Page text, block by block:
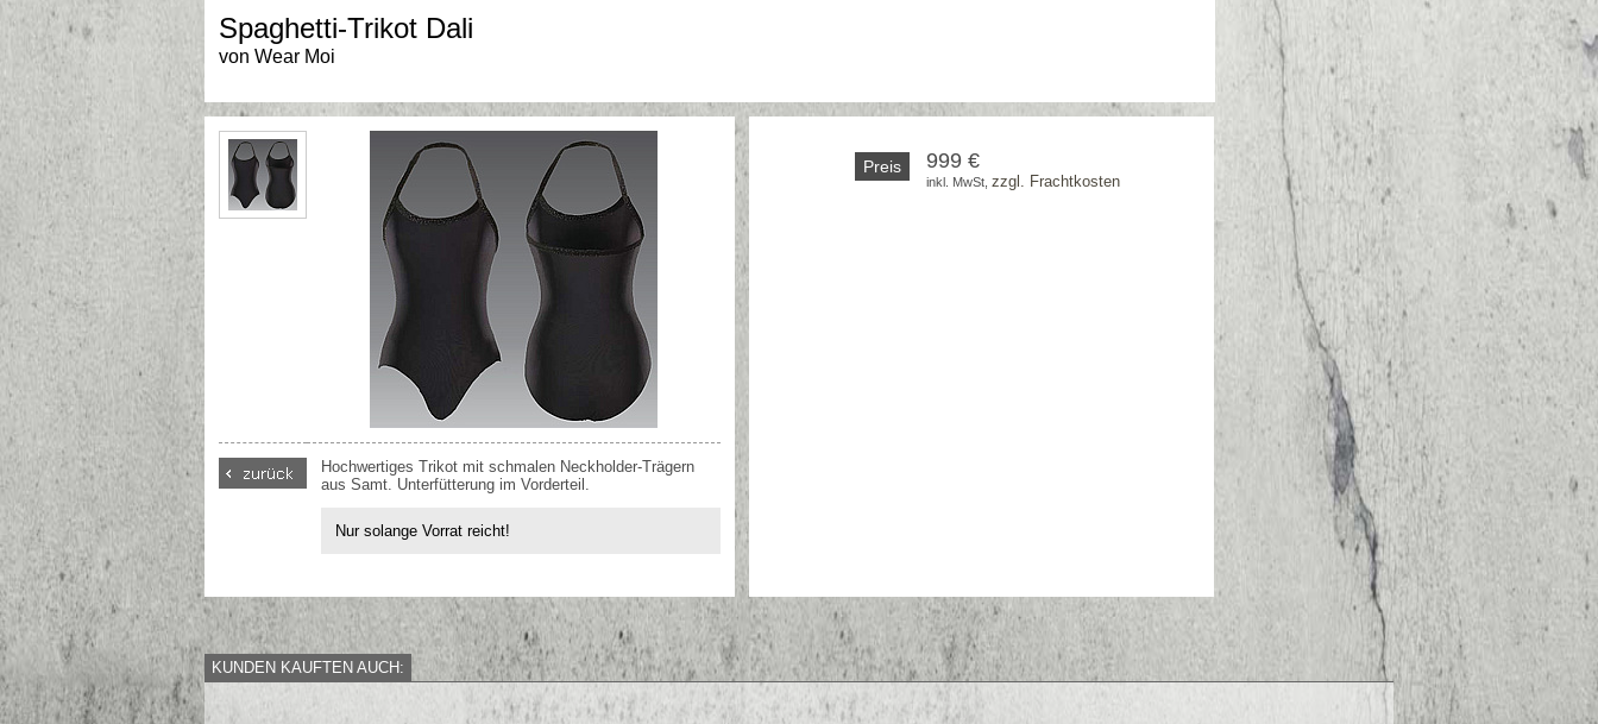
Spaghetti-Trikot Dali
von Wear Moi
Hochwertiges Trikot mit schmalen Neckholder-Trägern
aus Samt. Unterfütterung im Vorderteil.
Nur solange Vorrat reicht!
Preis 999 €
inkl. MwSt, zzgl. Frachtkosten
KUNDEN KAUFTEN AUCH: